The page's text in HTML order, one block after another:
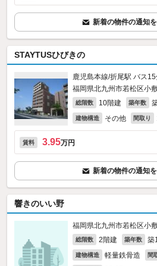
新着の物件の通知
STAYTUSひびきの
鹿児島本線/折尾駅 バス
福岡県北九州市若松区小
総階数 10階建 築年数
建物構造 その他 間取り
賃料 3.95万円
新着の物件の通知
響きのいい野
福岡県北九州市若松区小
総階数 2階建 築年数 築
建物構造 軽量鉄骨造 間